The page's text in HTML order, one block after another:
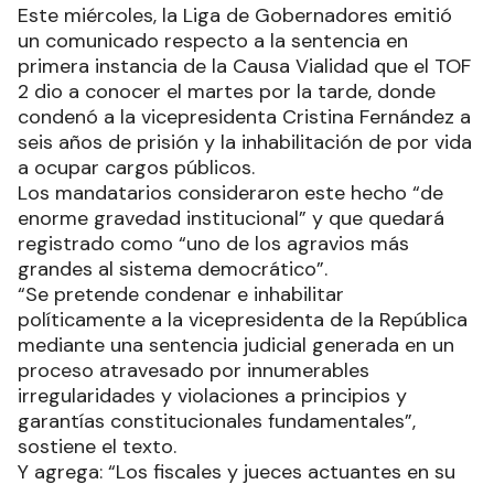
Este miércoles, la Liga de Gobernadores emitió
un comunicado respecto a la sentencia en
primera instancia de la Causa Vialidad que el TOF
2 dio a conocer el martes por la tarde, donde
condenó a la vicepresidenta Cristina Fernández a
seis años de prisión y la inhabilitación de por vida
a ocupar cargos públicos.
Los mandatarios consideraron este hecho “de
enorme gravedad institucional” y que quedará
registrado como “uno de los agravios más
grandes al sistema democrático”.
“Se pretende condenar e inhabilitar
políticamente a la vicepresidenta de la República
mediante una sentencia judicial generada en un
proceso atravesado por innumerables
irregularidades y violaciones a principios y
garantías constitucionales fundamentales”,
sostiene el texto.
Y agrega: “Los fiscales y jueces actuantes en su